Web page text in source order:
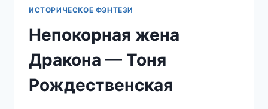
ИСТОРИЧЕСКОЕ ФЭНТЕЗИ
Непокорная жена
Дракона — Тоня
Рождественская